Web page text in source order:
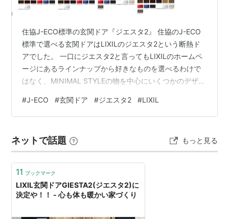
住協J-ECO標準の玄関ドア『ジエスタ2』 住協のJ-ECO
標準で選べる玄関ドアはLIXILのジエスタ2という断熱ド
アでした。 一口にジエスタ2と言ってもLIXILのホームペ
ージにあるラインナップから好きなものを選べるわけで
はなく、MINIMAL STYLEの物を中心にいくつかのデザイ
ました。 とは言えかなり豊富な採光窓付き、窓なし、豊
富な色と、バリエーションとしては十分あるかと思いま
たいか全体のバランスを取りたいかでだいぶ変わってき
ますよね。 玄関は家の顔だろう！ってことで最重視する
のであれ…
#J-ECO #玄関ドア #ジエスタ2 #LIXIL
ネットで話題 もっと見る
11 ブックマーク
LIXIL玄関ドアGIESTA2(ジエスタ2)に
決定や！！ - 心も体も暖かい家づくり